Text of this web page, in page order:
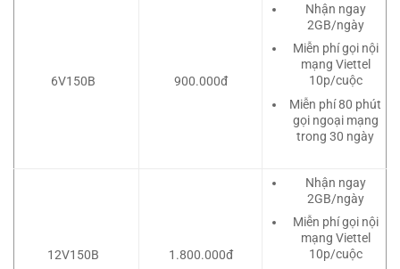
6V150B 900.000đ
Nhận ngay
2GB/ngày
Miễn phí gọi nội
mạng Viettel
10p/cuộc
Miễn phí 80 phút
gọi ngoại mạng
trong 30 ngày
12V150B 1.800.000đ
Nhận ngay
2GB/ngày
Miễn phí gọi nội
mạng Viettel
10p/cuộc